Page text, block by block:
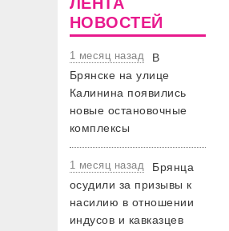
НОВОСТЕЙ
1 месяц назад
В
Брянске на улице
Калинина появились
новые остановочные
комплексы
1 месяц назад
Брянца
осудили за призывы к
насилию в отношении
индусов и кавказцев